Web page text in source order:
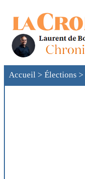
Accueil > Élections >